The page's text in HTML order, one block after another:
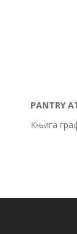
PANTRY
Књига